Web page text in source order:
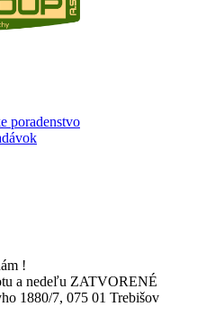
poradenstvo
!
a nedeľu ZATVORENÉ
1880/7, 075 01 Trebišov